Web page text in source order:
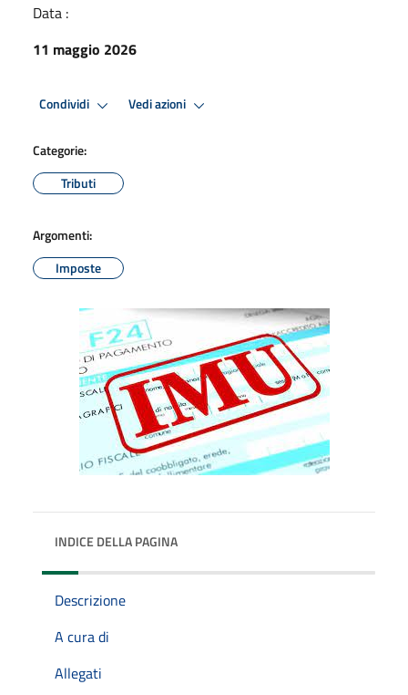
Data :
11 maggio 2026
Condividi Vedi azioni
Categorie:
Tributi
Argomenti:
Imposte
INDICE DELLA PAGINA
Descrizione
A cura di
Allegati